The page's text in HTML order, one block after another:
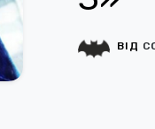
ВІД